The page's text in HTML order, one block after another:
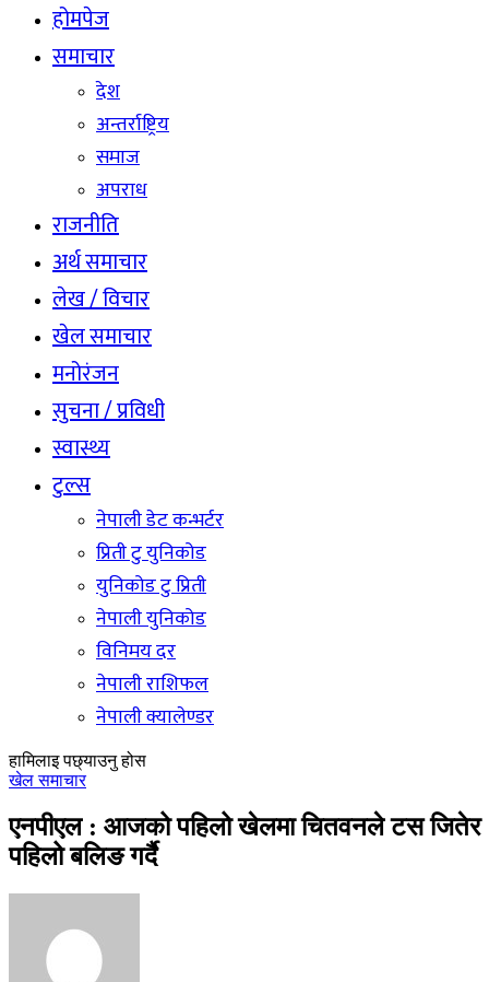
होमपेज
समाचार
देश
अन्तर्राष्ट्रिय
समाज
अपराध
राजनीति
अर्थ समाचार
लेख / विचार
खेल समाचार
मनोरंजन
सुचना / प्रविधी
स्वास्थ्य
टुल्स
नेपाली डेट कन्भर्टर
प्रिती टु युनिकोड
युनिकोड टु प्रिती
नेपाली युनिकोड
विनिमय दर
नेपाली राशिफल
नेपाली क्यालेण्डर
हामिलाइ पछ्याउनु होस
खेल समाचार
एनपीएल : आजको पहिलो खेलमा चितवनले टस जितेर
पहिलो बलिङ गर्दै